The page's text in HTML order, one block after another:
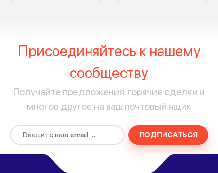
Присоединяйтесь к нашему
сообществу
Получайте предложения, горячие сделки и
многое другое на ваш почтовый ящик
ПОДПИСАТЬСЯ